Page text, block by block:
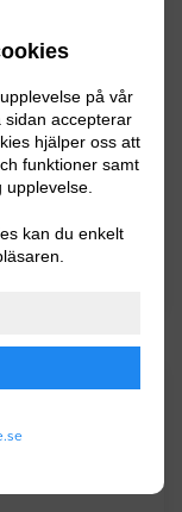
på vår
sidan accepterar
hjälper oss att
funktioner samt
kan du enkelt
och har